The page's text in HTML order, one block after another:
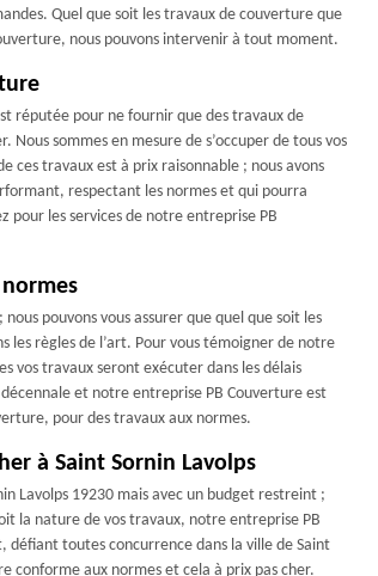
Quel que soit les travaux de couverture que
nous pouvons intervenir à tout moment.
réputée pour ne fournir que des travaux de
sommes en mesure de s’occuper de tous vos
ces travaux est à prix raisonnable ; nous avons
respectant les normes et qui pourra
les services de notre entreprise PB
pouvons vous assurer que quel que soit les
les règles de l’art. Pour vous témoigner de notre
vos travaux seront exécuter dans les délais
et notre entreprise PB Couverture est
pour des travaux aux normes.
à Saint Sornin Lavolps
Lavolps 19230 mais avec un budget restreint ;
la nature de vos travaux, notre entreprise PB
défiant toutes concurrence dans la ville de Saint
conforme aux normes et cela à prix pas cher.